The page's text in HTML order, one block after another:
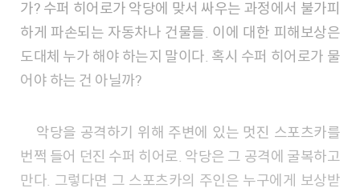
가? 수퍼 히어로가 악당에 맞서 싸우는 과정에서 불가피
하게 파손되는 자동차나 건물들. 이에 대한 피해보상은
도대체 누가 해야 하는지 말이다. 혹시 수퍼 히어로가 물
어야 하는 건 아닐까?
악당을 공격하기 위해 주변에 있는 멋진 스포츠카를
번쩍 들어 던진 수퍼 히어로. 악당은 그 공격에 굴복하고
만다. 그렇다면 그 스포츠카의 주인은 누구에게 보상받